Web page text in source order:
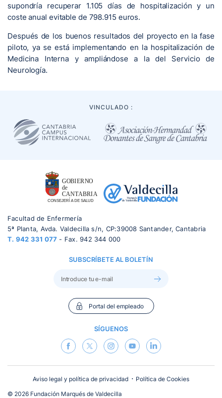
supondría recuperar 1.105 días de hospitalización y un
coste anual evitable de 798.915 euros.
Después de los buenos resultados del proyecto en la fase
piloto, ya se está implementando en la hospitalización de
Medicina Interna y ampliándose a la del Servicio de
Neurología.
VINCULADO :
Facultad de Enfermería
5ª Planta, Avda. Valdecilla s/n, CP:39008 Santander, Cantabria
T. 942 331 077 - Fax. 942 344 000
Portal del empleado
SÍGUENOS
SUBSCRÍBETE AL BOLETÍN
Aviso legal y política de privacidad
Política de Cookies
© 2026 Fundación Marqués de Valdecilla